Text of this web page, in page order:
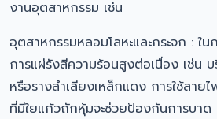
งานอุตสาหกรรม เช่น
อุตสาหกรรมหลอมโลหะและกระจก : ใน
การแผ่รังสีความร้อนสูงต่อเนื่อง เช่น
หรือรางลำเลียงเหล็กแดง การใช้สาย
ที่มีใยแก้วถักหุ้มจะช่วยป้องกันการบาด